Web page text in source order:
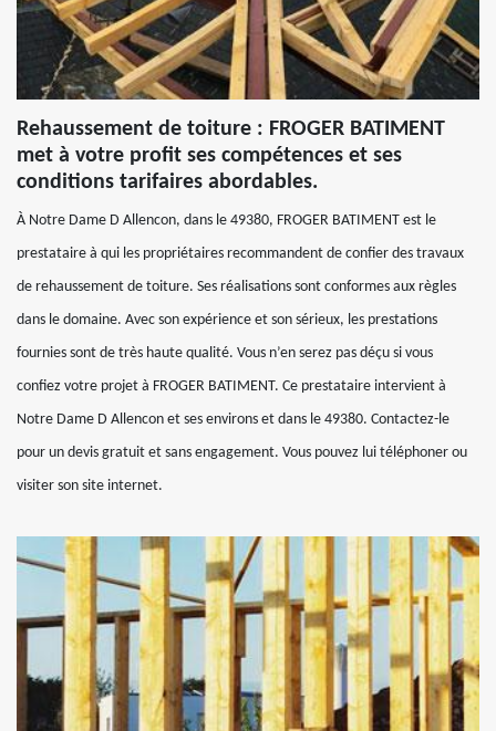
Rehaussement de toiture : FROGER BATIMENT
met à votre profit ses compétences et ses
conditions tarifaires abordables.
À Notre Dame D Allencon, dans le 49380, FROGER BATIMENT est le
prestataire à qui les propriétaires recommandent de confier des travaux
de rehaussement de toiture. Ses réalisations sont conformes aux règles
dans le domaine. Avec son expérience et son sérieux, les prestations
fournies sont de très haute qualité. Vous n’en serez pas déçu si vous
confiez votre projet à FROGER BATIMENT. Ce prestataire intervient à
Notre Dame D Allencon et ses environs et dans le 49380. Contactez-le
pour un devis gratuit et sans engagement. Vous pouvez lui téléphoner ou
visiter son site internet.